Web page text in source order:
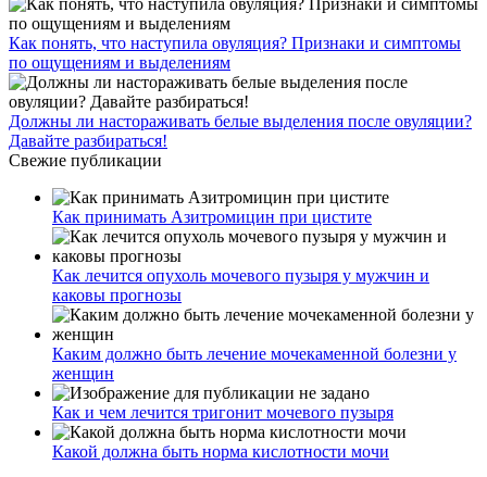
Как понять, что наступила овуляция? Признаки и симптомы
по ощущениям и выделениям
Должны ли настораживать белые выделения после овуляции?
Давайте разбираться!
Свежие публикации
Как принимать Азитромицин при цистите
Как лечится опухоль мочевого пузыря у мужчин и
каковы прогнозы
Каким должно быть лечение мочекаменной болезни у
женщин
Как и чем лечится тригонит мочевого пузыря
Какой должна быть норма кислотности мочи